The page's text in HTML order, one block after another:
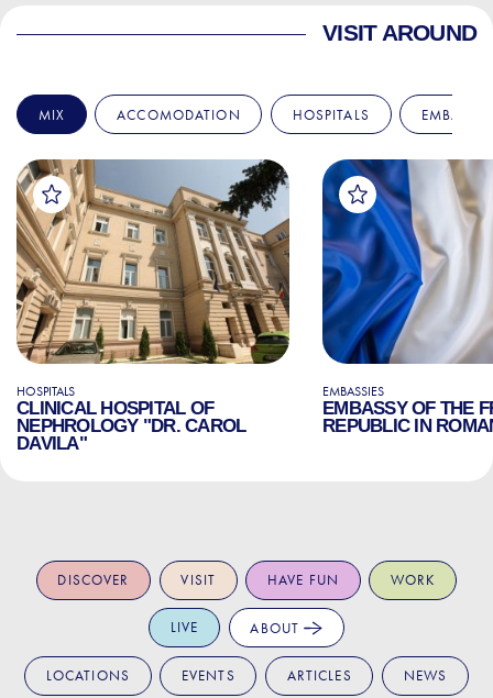
VISIT AROUND
MIX ACCOMODATION HOSPITALS
HOSPITALS
CLINICAL HOSPITAL OF
NEPHROLOGY "DR. CAROL
DAVILA"
EMBASSIES
EMBASSY OF THE
REPUBLIC IN
DISCOVER VISIT HAVE FUN WORK
LIVE ABOUT
LOCATIONS EVENTS ARTICLES NEWS